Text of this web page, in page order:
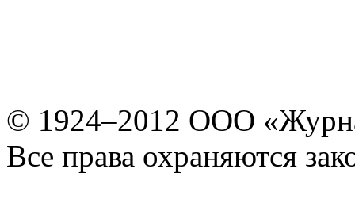
© 1924–2012 ООО
Все права охраняются